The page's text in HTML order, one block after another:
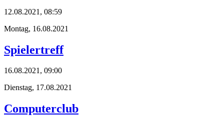
12.08.2021, 08:59
Montag, 16.08.2021
Spielertreff
16.08.2021, 09:00
Dienstag, 17.08.2021
Computerclub